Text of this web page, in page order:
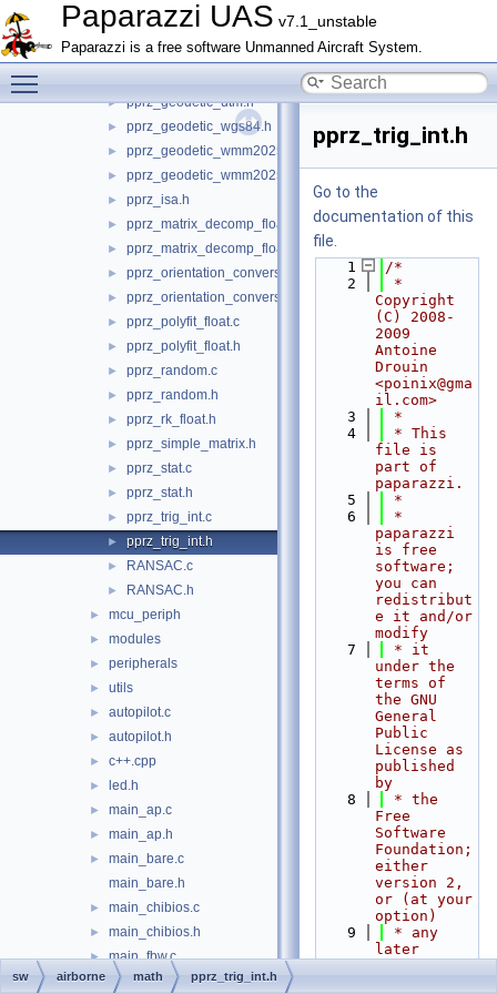
Paparazzi UAS v7.1_unstable
Paparazzi is a free software Unmanned Aircraft System.
pprz_geodetic_float.c
► pprz_geodetic_float.h
► pprz_geodetic_int.c
► pprz_geodetic_utm.h
► pprz_geodetic_wgs84.h
► pprz_geodetic_wmm2025.c
► pprz_geodetic_wmm2025.h
► pprz_isa.h
► pprz_matrix_decomp_float.c
► pprz_matrix_decomp_float.h
► pprz_orientation_conversion.c
► pprz_orientation_conversion.h
► pprz_polyfit_float.c
► pprz_polyfit_float.h
► pprz_random.c
► pprz_random.h
► pprz_rk_float.h
► pprz_simple_matrix.h
► pprz_stat.c
► pprz_stat.h
► pprz_trig_int.c
► pprz_trig_int.h
► RANSAC.c
► RANSAC.h
► mcu_periph
► modules
► peripherals
► utils
► autopilot.c
► autopilot.h
► c++.cpp
► led.h
► main_ap.c
► main_ap.h
►
main_bare.c
main_bare.h
► main_chibios.c
► main_chibios.h
► main_fbw.c
► main_fbw.h
pprz_trig_int.h
Go to the
documentation of this
file.
    1
/*
    2
*
Copyright
(C) 2008-
2009
Antoine
Drouin
<poinix@gma
il.com>
    3
*
    4
* This
file is
part of
paparazzi.
    5
*
    6
*
paparazzi
is free
software;
you can
redistribut
e it and/or
modify
    7
* it
under the
terms of
the GNU
General
Public
License as
published
by
    8
* the
Free
Software
Foundation;
either
version 2,
or (at your
option)
    9
* any
later
sw airborne math pprz_trig_int.h